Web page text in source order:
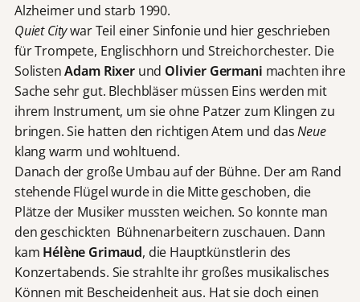
Alzheimer und starb 1990.
Quiet Citywar Teil einer Sinfonie und hier geschrieben
für Trompete, Englischhorn und Streichorchester. Die
SolistenAdam Rixerund Olivier Germani machten ihre
Sache sehr gut. Blechbläser müssen Eins werden mit
ihrem Instrument, um sie ohne Patzer zum Klingen zu
bringen. Sie hatten den richtigen Atem und dasNeue
klang warm und wohltuend.
Danach der große Umbau auf der Bühne. Der am Rand
stehende Flügel wurde in die Mitte geschoben, die
Plätze der Musiker mussten weichen. So konnte man
den geschickten Bühnenarbeitern zuschauen. Dann
kam Hélène Grimaud, die Hauptkünstlerin des
Konzertabends. Sie strahlte ihr großes musikalisches
Können mit Bescheidenheit aus. Hat sie doch einen